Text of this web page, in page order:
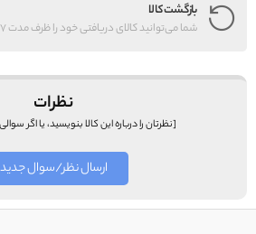
بازگشت کالا
شما می‌توانید کالای دریافتی خود را ظرف مدت 7 روز بعد از دریافت، برگردانید!
نظرات
[نظرتان را درباره این کالا بنویسید، یا اگر
ارسال نظر/سوال جدید